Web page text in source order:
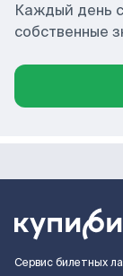
Каждый день
собственные
Сервис билетных